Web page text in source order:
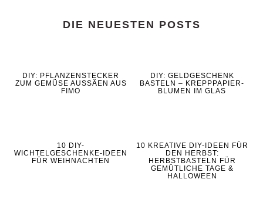
DIE NEUESTEN POSTS
DIY: PFLANZENSTECKER
ZUM GEMÜSE AUSSÄEN AUS
FIMO
DIY: GELDGESCHENK
BASTELN – KREPPPAPIER-
BLUMEN IM GLAS
10 DIY-
WICHTELGESCHENKE-IDEEN
FÜR WEIHNACHTEN
10 KREATIVE DIY-IDEEN FÜR
DEN HERBST:
HERBSTBASTELN FÜR
GEMÜTLICHE TAGE &
HALLOWEEN